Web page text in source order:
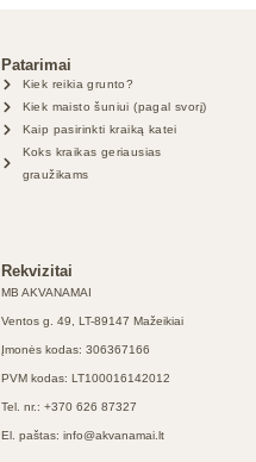
Patarimai
Kiek reikia grunto?
Kiek maisto šuniui (pagal svorį)
Kaip pasirinkti kraiką katei
Koks kraikas geriausias
graužikams
Rekvizitai
MB AKVANAMAI
Ventos g. 49, LT-89147 Mažeikiai
Įmonės kodas: 306367166
PVM kodas: LT100016142012
Tel. nr.: +370 626 87327
El. paštas: info@akvanamai.lt